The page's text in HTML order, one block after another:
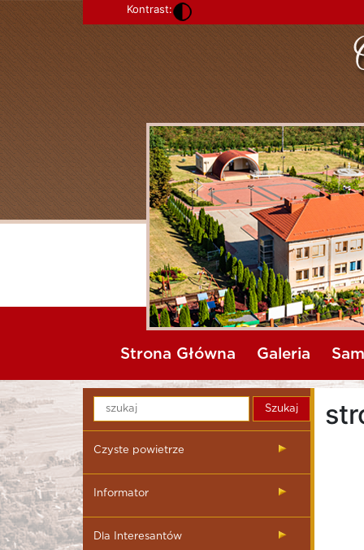
Kontrast:
Strona Główna Galeria
Czyste powietrze
Informator
Dla Interesantów